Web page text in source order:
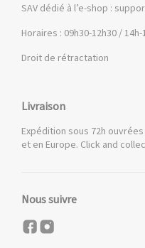
SAV dédié à l’e-shop :
Horaires : 09h30-12h30 / 14h-
Droit de rétractation
Livraison
Expédition sous 72h
et en Europe. Click and
Nous suivre